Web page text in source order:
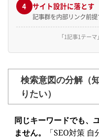
4 サイト設計に落とす
記事群を内部リンク前
「1記事1テー
検索意図の分解（
りたい）
同じキーワードでも、
ません。
「SEO対策